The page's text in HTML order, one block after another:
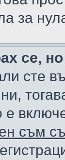
за
се,
сте
е
съм